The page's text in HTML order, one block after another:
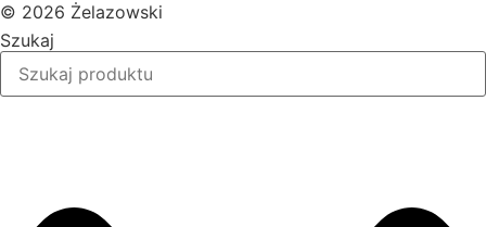
© 2026 Żelazowski
Szukaj